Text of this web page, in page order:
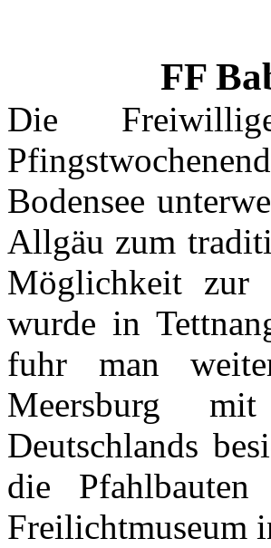
FF
Die
Bodensee
Allgäu zum
Möglichkeit zur
wurde in
fuhr man
Meersburg
Deutschlands
die
Freilichtmuseum